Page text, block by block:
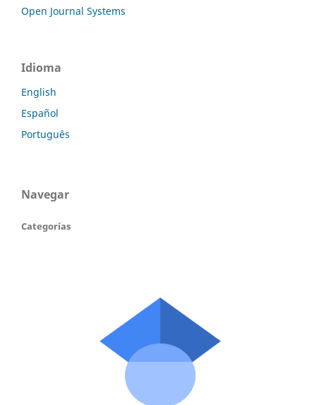
Open Journal Systems
Idioma
English
Español
Português
Navegar
Categorías